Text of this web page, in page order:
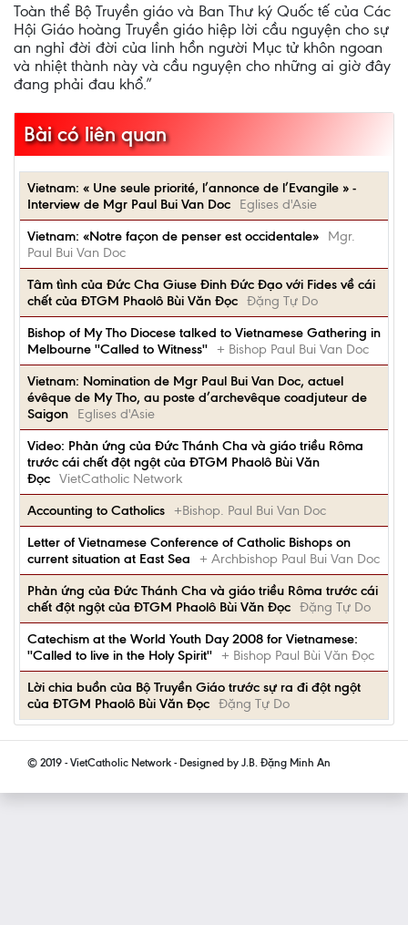
Toàn thể Bộ Truyền giáo và Ban Thư ký Quốc tế của Các
Hội Giáo hoàng Truyền giáo hiệp lời cầu nguyện cho sự
an nghỉ đời đời của linh hồn người Mục tử khôn ngoan
và nhiệt thành này và cầu nguyện cho những ai giờ đây
đang phải đau khổ.”
Bài có liên quan
Vietnam: « Une seule priorité, l’annonce de l’Evangile » -
Interview de Mgr Paul Bui Van Doc
Eglises d'Asie
Vietnam: «Notre façon de penser est occidentale»
Mgr.
Paul Bui Van Doc
Tâm tình của Đức Cha Giuse Đinh Đức Đạo với Fides về cái
chết của ĐTGM Phaolô Bùi Văn Đọc Đặng Tự Do
Bishop of My Tho Diocese talked to Vietnamese Gathering in
Melbourne ''Called to Witness'' + Bishop Paul Bui Van Doc
Vietnam: Nomination de Mgr Paul Bui Van Doc, actuel
évêque de My Tho, au poste d’archevêque coadjuteur de
Saigon
Eglises d'Asie
Video: Phản ứng của Đức Thánh Cha và giáo triều Rôma
trước cái chết đột ngột của ĐTGM Phaolô Bùi Văn
Đọc VietCatholic Network
Accounting to Catholics +Bishop. Paul Bui Van Doc
Letter of Vietnamese Conference of Catholic Bishops on
current situation at East Sea
+ Archbishop Paul Bui Van Doc
Phản ứng của Đức Thánh Cha và giáo triều Rôma trước cái
chết đột ngột của ĐTGM Phaolô Bùi Văn Đọc Đặng Tự Do
Catechism at the World Youth Day 2008 for Vietnamese:
''Called to live in the Holy Spirit'' + Bishop Paul Bùi Văn Đọc
Lời chia buồn của Bộ Truyền Giáo trước sự ra đi đột ngột
của ĐTGM Phaolô Bùi Văn Đọc Đặng Tự Do
© 2019 - VietCatholic Network - Designed by J.B. Đặng Minh An